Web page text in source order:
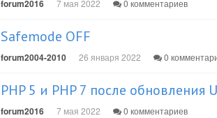
forum2016 7 мая 2022 0 комментариев
Safemode OFF
forum2004-2010 26 января 2022 0
PHP 5 и PHP 7 после обновления
forum2016 7 мая 2022 0 комментариев